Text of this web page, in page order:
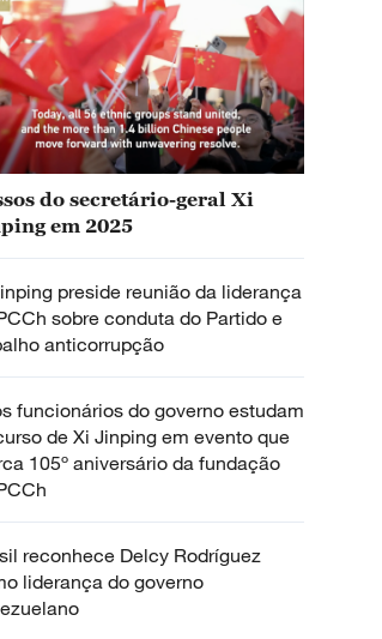
do secretário-geral Xi
em 2025
preside reunião da liderança
sobre conduta do Partido e
anticorrupção
funcionários do governo estudam
de Xi Jinping em evento que
105º aniversário da fundação
reconhece Delcy Rodríguez
liderança do governo